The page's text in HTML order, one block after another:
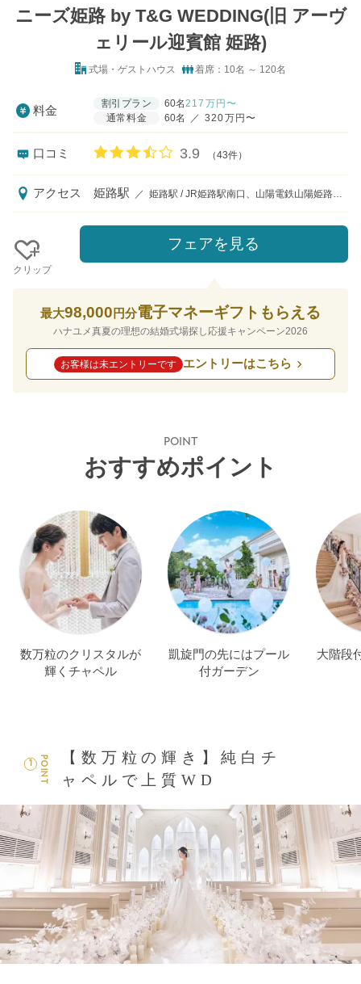
ニーズ姫路 by T&G WEDDING(旧 アーヴ
ェリール迎賓館 姫路)
式場・ゲストハウス 着席：10名 ～ 120名
料金
割引プラン 60名217 万円〜
通常料金
60名 ／ 320万円〜
口コミ 口コミ評価
3.9 （43件）
アクセス 姫路駅 ／ 姫路駅 / JR姫路駅南口、山陽電鉄山陽姫路駅より徒歩5分 ◆JR姫路駅南口より徒歩5分◆姫路駅南交番前交差点を飾磨方面に、国道401号線沿いの結婚式場です◆ご来館時のタクシー代プレゼント（最寄り駅の姫路駅からに限る・領収書を提示ください）
クリップ
フェアを見る
最大98,000 円分電子マネーギフトもらえる
ハナユメ真夏の理想の結婚式場探し応援キャンペーン2026
お客様は未エントリーです エントリーはこちら
POINT
おすすめポイント
数万粒のクリスタルが
輝くチャペル
凱旋門の先にはプール
付ガーデン
大階段
POINT
1
【数万粒の輝き】純白チ
ャペルで上質WD